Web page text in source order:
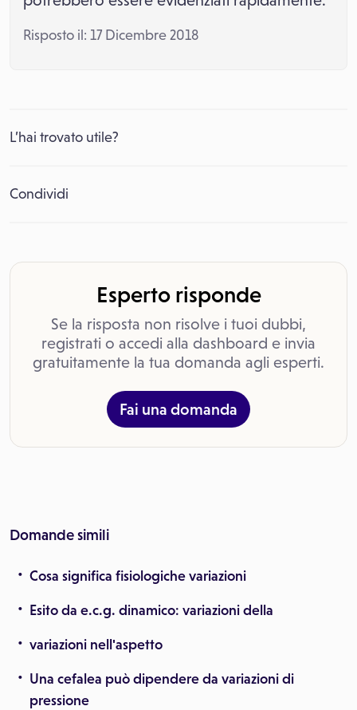
Risposto il: 17 Dicembre 2018
L’hai trovato utile?
Condividi
Esperto risponde
Se la risposta non risolve i tuoi dubbi,
registrati o accedi alla dashboard e invia
gratuitamente la tua domanda agli esperti.
Fai una domanda
Domande simili
Cosa significa fisiologiche variazioni
Esito da e.c.g. dinamico: variazioni della
variazioni nell'aspetto
Una cefalea può dipendere da variazioni di
pressione